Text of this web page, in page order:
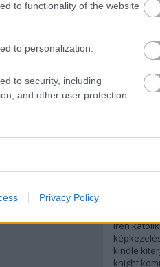
to functionality of the website
to personalization.
to security, including
and other user protection.
Privacy Policy
gadgets
glypmse
google
gyurcsány
potter
hülyepc
internet
irén
kindle
knight